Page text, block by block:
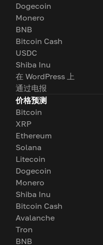
Dogecoin
Monero
BNB
Bitcoin Cash
USDC
Shiba Inu
在 WordPress 上
通过电报
价格预测
Bitcoin
XRP
Ethereum
Solana
Litecoin
Dogecoin
Monero
Shiba Inu
Bitcoin Cash
Avalanche
Tron
BNB